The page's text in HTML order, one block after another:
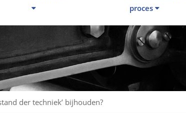
proces
der techniek’ bijhouden?